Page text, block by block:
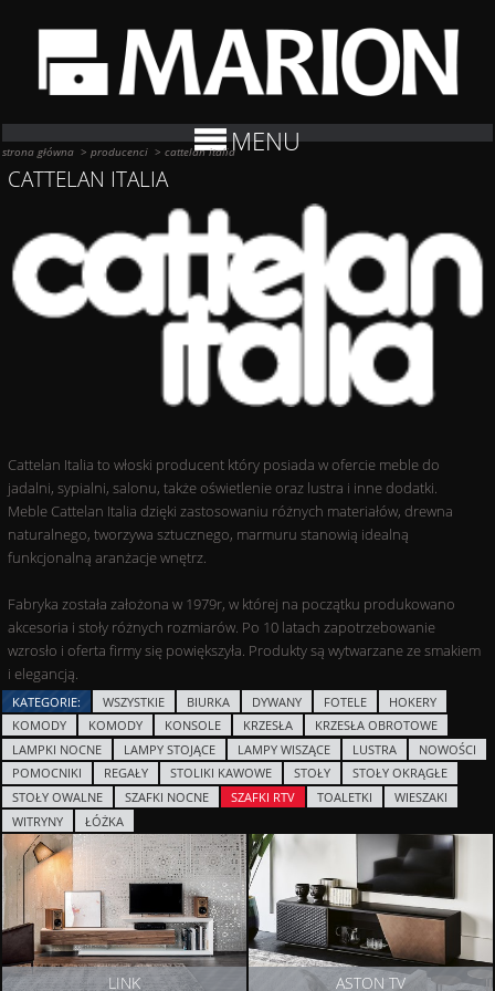
MENU
strona główna >producenci >cattelan italia
CATTELAN ITALIA
Cattelan Italia to włoski producent który posiada w ofercie meble do
jadalni, sypialni, salonu, także oświetlenie oraz lustra i inne dodatki.
Meble Cattelan Italia dzięki zastosowaniu różnych materiałów, drewna
naturalnego, tworzywa sztucznego, marmuru stanowią idealną
funkcjonalną aranżacje wnętrz.
Fabryka została założona w 1979r, w której na początku produkowano
akcesoria i stoły różnych rozmiarów. Po 10 latach zapotrzebowanie
wzrosło i oferta firmy się powiększyła. Produkty są wytwarzane ze smakiem
i elegancją.
KATEGORIE: WSZYSTKIE BIURKA DYWANY FOTELE
HOKERY
KOMODY
KOMODY KONSOLE KRZESŁA
KRZESŁA OBROTOWE
LAMPKI NOCNE
LAMPY STOJĄCE LAMPY WISZĄCE LUSTRA
NOWOŚCI
POMOCNIKI
REGAŁY STOLIKI KAWOWE STOŁY
STOŁY OKRĄGŁE
STOŁY OWALNE
SZAFKI NOCNE SZAFKI RTV TOALETKI
WIESZAKI
WITRYNY
ŁÓŻKA
LINK ASTON TV